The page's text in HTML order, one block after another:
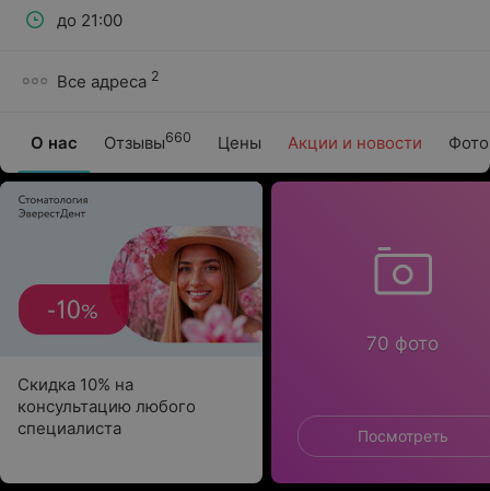
О нас Отзывы660 Цены Акции и новости
до 21:00
Все адреса 2
Скидка 10% на
консультацию любого
специалиста
70 фото
Посмотреть